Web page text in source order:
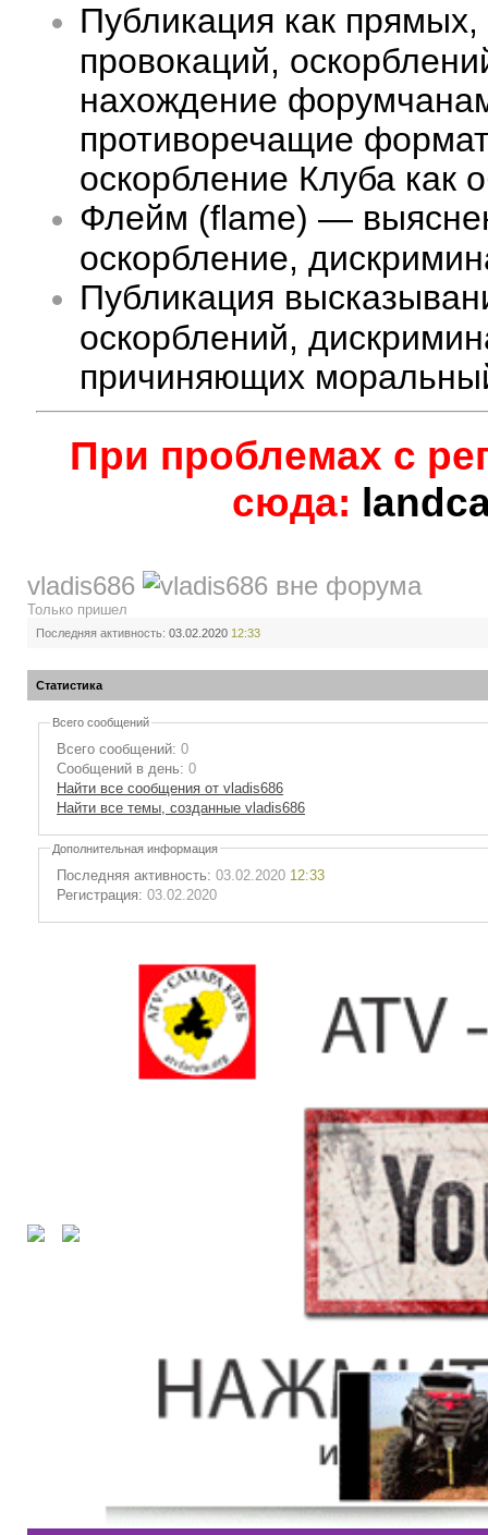
Публикация как
провокаций,
нахождение
противоречащие
оскорбление Клуба как
Флейм (flame) —
оскорбление,
Публикация
оскорблений,
причиняющих
При проблемах с
сюда:
vladis686
Только пришел
Последняя активность: 03.02.2020 12:33
Статистика
Всего сообщений
Всего сообщений: 0
Сообщений в день: 0
Найти все сообщения от vladis686
Найти все темы, созданные vladis686
Дополнительная информация
Последняя активность: 03.02.2020 12:33
Регистрация: 03.02.2020